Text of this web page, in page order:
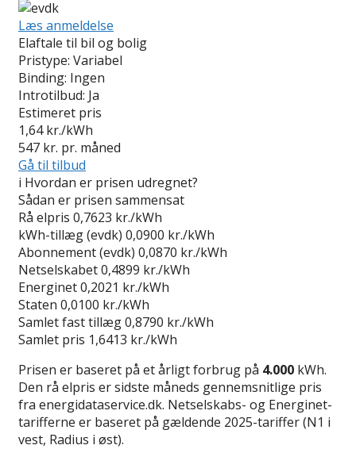
Læs anmeldelse
Elaftale til bil og bolig
Pristype: Variabel
Binding: Ingen
Introtilbud: Ja
Estimeret pris
1,64 kr./kWh
547 kr. pr. måned
Gå til tilbud
i Hvordan er prisen udregnet?
Sådan er prisen sammensat
Rå elpris 0,7623 kr./kWh
kWh-tillæg (evdk) 0,0900 kr./kWh
Abonnement (evdk) 0,0870 kr./kWh
Netselskabet0,4899 kr./kWh
Energinet0,2021 kr./kWh
Staten 0,0100 kr./kWh
Samlet fast tillæg0,8790 kr./kWh
Samlet pris 1,6413 kr./kWh
Prisen er baseret på et årligt forbrug på 4.000 kWh.
Den rå elpris er sidste måneds gennemsnitlige pris
fra energidataservice.dk. Netselskabs- og Energinet-
tarifferne er baseret på gældende 2025-tariffer (N1 i
vest, Radius i øst).